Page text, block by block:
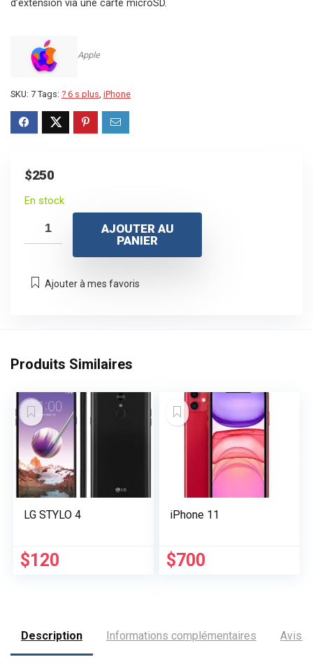
d’extension via une carte microSD.
Apple
SKU: 7 Tags: ? 6 s plus, iPhone
$250
En stock
AJOUTER AU
PANIER
Ajouter à mes favoris
Produits Similaires
LG STYLO 4
$120
iPhone 11
$700
Description Informations complémentaires Avis